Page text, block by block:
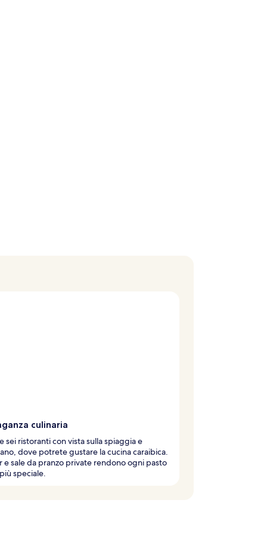
culinaria
sei ristoranti con vista sulla spiaggia e
dove potrete gustare la cucina caraibica.
e sale da pranzo private rendono ogni pasto
speciale.